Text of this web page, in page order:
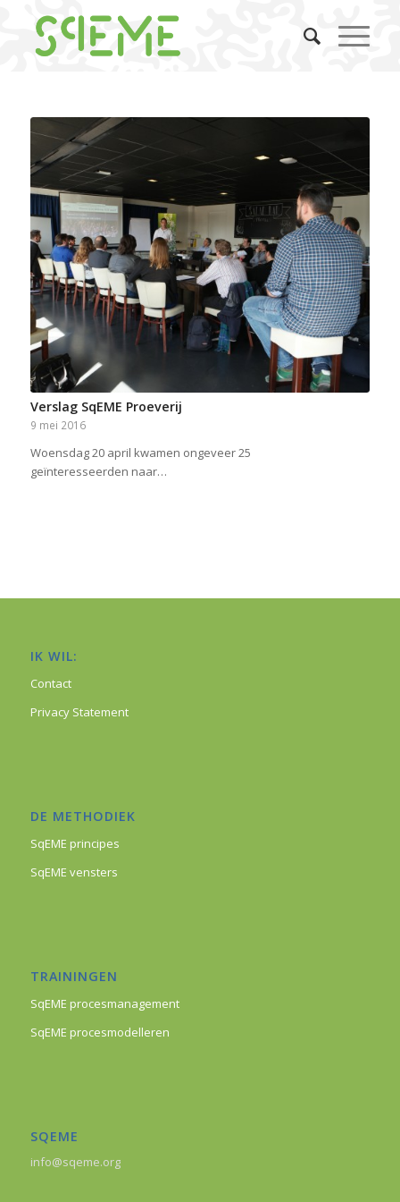
Verslag SqEME Proeverij
9 mei 2016
Woensdag 20 april kwamen ongeveer 25
geïnteresseerden naar…
IK WIL:
Contact
Privacy Statement
DE METHODIEK
SqEME principes
SqEME vensters
TRAININGEN
SqEME procesmanagement
SqEME procesmodelleren
SQEME
info@sqeme.org